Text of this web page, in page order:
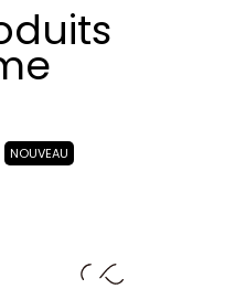
NOUVEAU